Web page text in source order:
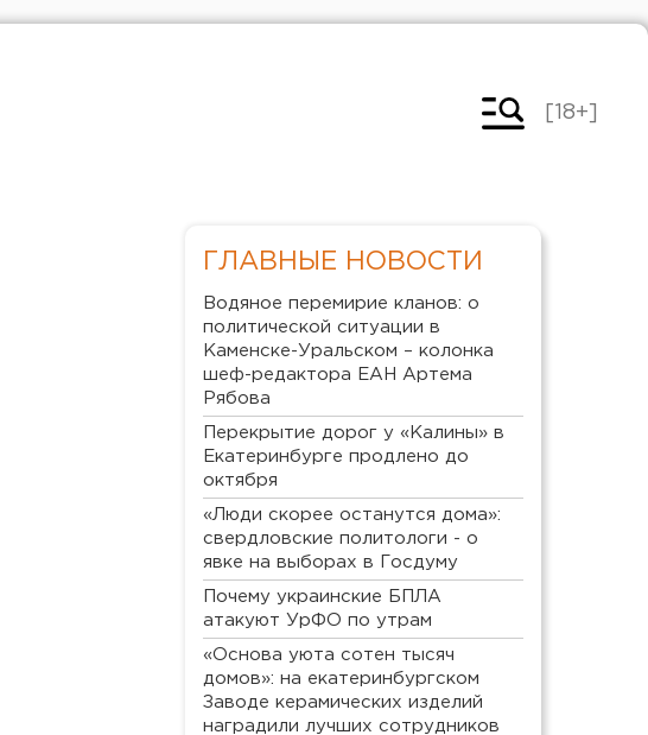
[18+]
ГЛАВНЫЕ НОВОСТИ
Водяное перемирие кланов: о
политической ситуации в
Каменске-Уральском – колонка
шеф-редактора ЕАН Артема
Рябова
Перекрытие дорог у «Калины» в
Екатеринбурге продлено до
октября
«Люди скорее останутся дома»:
свердловские политологи - о
явке на выборах в Госдуму
Почему украинские БПЛА
атакуют УрФО по утрам
«Основа уюта сотен тысяч
домов»: на екатеринбургском
Заводе керамических изделий
наградили лучших сотрудников